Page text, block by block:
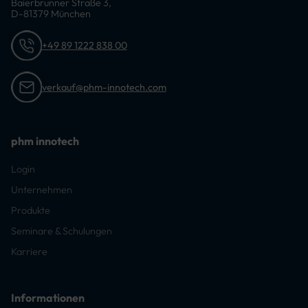
D-81379 München
+49 89 1222 838 00
verkauf@phm-innotech.com
phm innotech
Login
Unternehmen
Produkte
Seminare & Schulungen
Karriere
Informationen